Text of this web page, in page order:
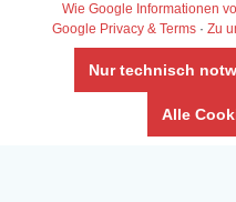
Wie Google Informationen
Google Privacy & Terms · Zu
Nur technisch
Alle